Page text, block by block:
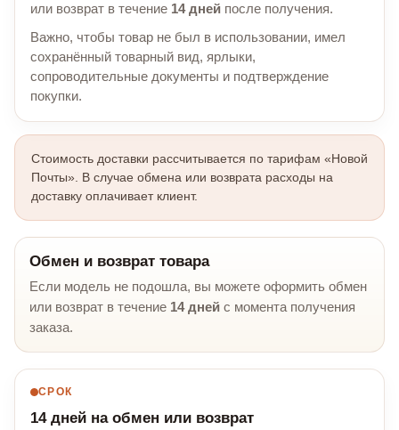
или возврат в течение 14 дней после получения.
Важно, чтобы товар не был в использовании, имел
сохранённый товарный вид, ярлыки,
сопроводительные документы и подтверждение
покупки.
Стоимость доставки рассчитывается по тарифам «Новой
Почты». В случае обмена или возврата расходы на
доставку оплачивает клиент.
Обмен и возврат товара
Если модель не подошла, вы можете оформить обмен
или возврат в течение 14 дней с момента получения
заказа.
СРОК
14 дней на обмен или возврат